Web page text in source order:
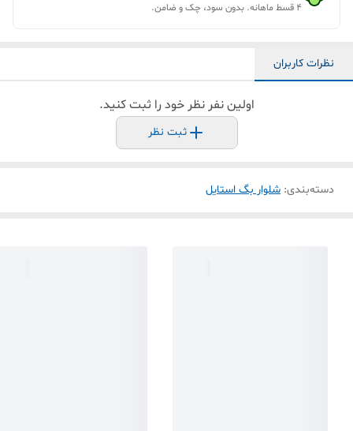
۴ قسط ماهانه. بدون سود، چک و ضامن.
نظرات کاربران
اولین نفر نظر خود را ثبت کنید.
ثبت نظر
دسته‌بندی: شلوار بگ استایل